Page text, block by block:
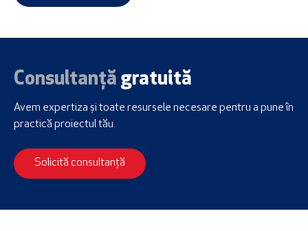
Consultanță gratuită
Avem expertiza și toate resursele necesare pentru a pune în
practică proiectul tău.
Solicită consultanță